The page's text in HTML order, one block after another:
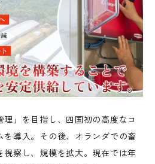
理」を目指し、四国初の高度なコ
を導入。その後、オランダでの畜
察し、規模を拡大。現在では年